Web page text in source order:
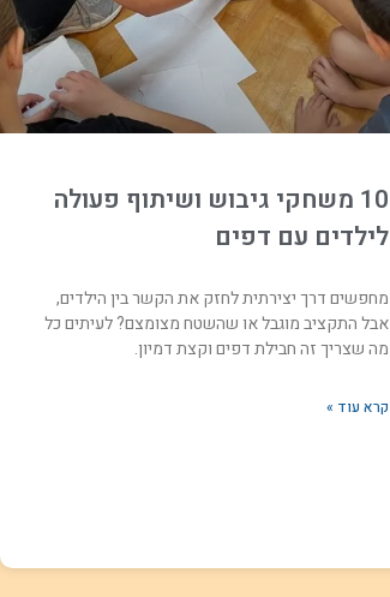
10 משחקי גיבוש ושיתוף פעולה
לילדים עם דפים
מחפשים דרך יצירתית לחזק את הקשר בין הילדים,
אבל התקציב מוגבל או שהשטח מצומצם? לעיתים כל
מה שצריך זה חבילת דפים וקצת דמיון.
קרא עוד »